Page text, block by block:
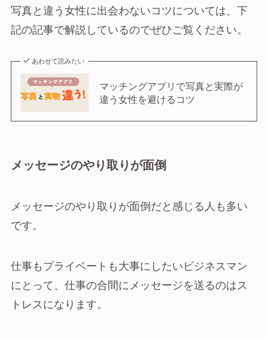
写真と違う女性に出会わないコツについては、下
記の記事で解説しているのでぜひご覧ください。
あわせて読みたい
マッチングアプリで写真と実際が
違う女性を避けるコツ
メッセージのやり取りが面倒
メッセージのやり取りが面倒だと感じる人も多い
です。
仕事もプライベートも大事にしたいビジネスマン
にとって、仕事の合間にメッセージを送るのはス
トレスになります。